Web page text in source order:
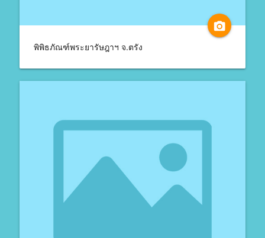
camera_alt
พิพิธภัณฑ์พระยารัษฎาฯ จ.ตรัง